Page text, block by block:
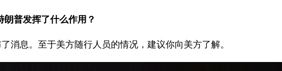
朗普发挥了什么作用？
消息。至于美方随行人员的情况，建议你向美方了解。